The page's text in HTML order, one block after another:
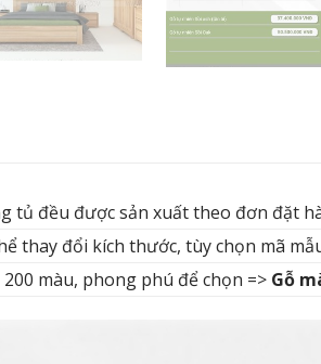
tủ đều được sản xuất theo đơn đặt
thay đổi kích thước, tùy chọn mã
màu, phong phú để chọn => Gỗ